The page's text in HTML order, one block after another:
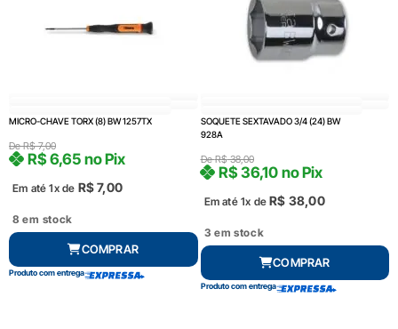
MICRO-CHAVE TORX (8) BW 1257TX
DeR$7,00
Em até 1x de R$7,00
R$6,65 no Pix
8 em stock
COMPRAR
Produto com entrega
SOQUETE SEXTAVADO 3/4 (24) BW
928A
DeR$38,00
Em até 1x de R$ 38,00
R$36,10 no Pix
3 em stock
COMPRAR
Produto com entrega